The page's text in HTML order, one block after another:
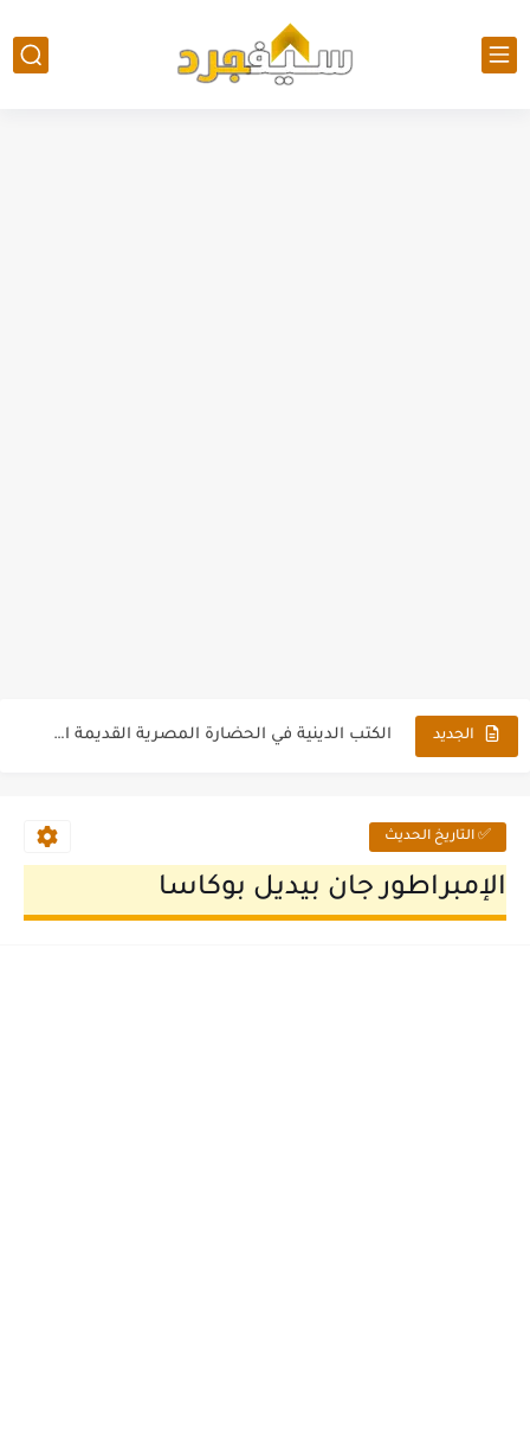
الجديد الكتب الدينية في الحضارة المصرية القديمة اهمها واشهرها
الكاهنة حتبت كاهنة الإلهه حاتحور من الأسرة الخامسة
✅ التاريخ الحديث
الإمبراطور جان بيديل بوكاسا